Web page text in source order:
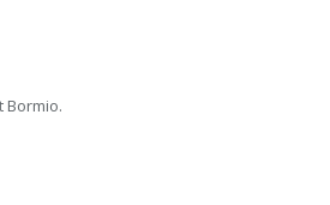
Bormio.